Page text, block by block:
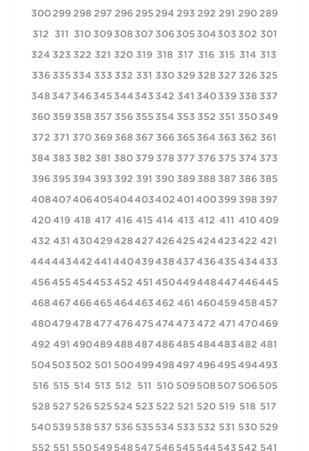
289
290
291
292
293
294
295
296
297
298
299
300
301
302
303
304
305
306
307
308
309
310
311
312
313
314
315
316
317
318
319
320
321
322
323
324
325
326
327
328
329
330
331
332
333
334
335
336
337
338
339
340
341
342
343
344
345
346
347
348
349
350
351
352
353
354
355
356
357
358
359
360
361
362
363
364
365
366
367
368
369
370
371
372
373
374
375
376
377
378
379
380
381
382
383
384
385
386
387
388
389
390
391
392
393
394
395
396
397
398
399
400
401
402
403
404
405
406
407
408
409
410
411
412
413
414
415
416
417
418
419
420
421
422
423
424
425
426
427
428
429
430
431
432
433
434
435
436
437
438
439
440
441
442
443
444
445
446
447
448
449
450
451
452
453
454
455
456
457
458
459
460
461
462
463
464
465
466
467
468
469
470
471
472
473
474
475
476
477
478
479
480
481
482
483
484
485
486
487
488
489
490
491
492
493
494
495
496
497
498
499
500
501
502
503
504
505
506
507
508
509
510
511
512
513
514
515
516
517
518
519
520
521
522
523
524
525
526
527
528
529
530
531
532
533
534
535
536
537
538
539
540
541
542
543
544
545
546
547
548
549
550
551
552